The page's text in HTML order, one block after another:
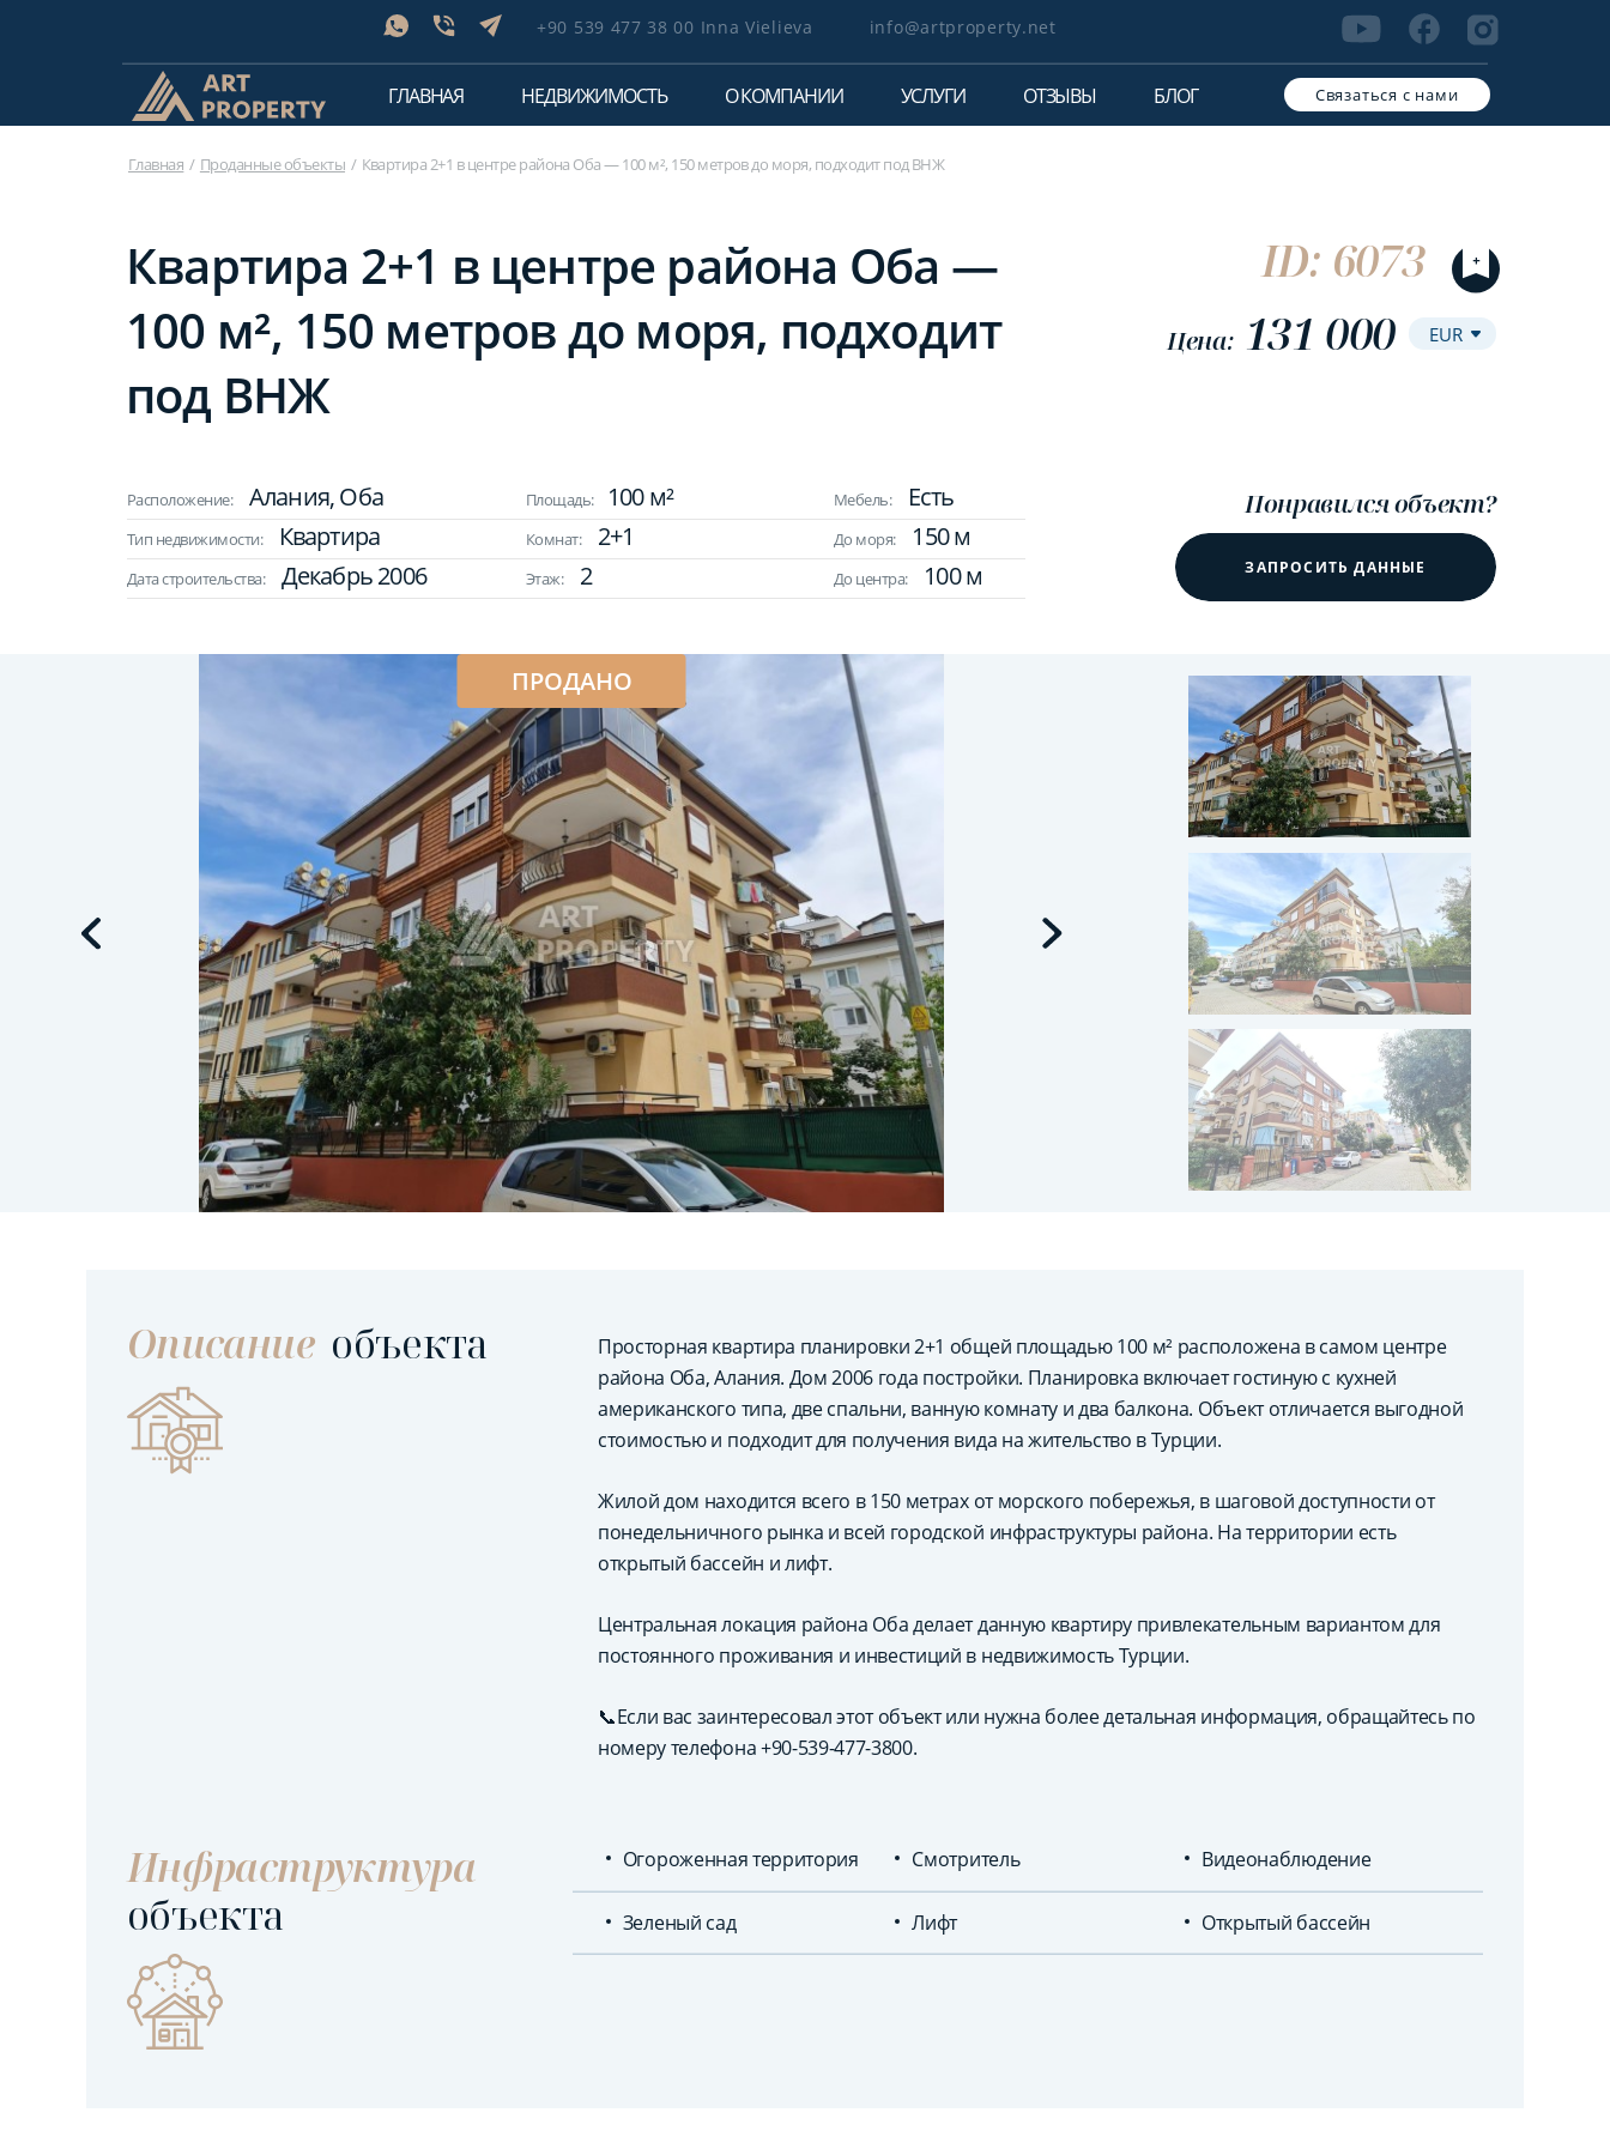
+90 539 477 38 00 Inna Vielieva info@artproperty.net
ГЛАВНАЯ НЕДВИЖИМОСТЬ О КОМПАНИИ УСЛУГИ ОТЗЫВЫ БЛОГ Связаться с нами
Главная Проданные объекты Квартира 2+1 в центре района Оба — 100 м², 150 метров до моря, подходит под ВНЖ
Квартира 2+1 в центре района Оба —
100 м², 150 метров до моря, подходит
под ВНЖ
ID: 6073
Цена: 131 000
Расположение: Алания, Оба Площадь: 100 м² Мебель: Есть
Тип недвижимости: Квартира Комнат: 2+1 До моря: 150 м
Дата строительства: Декабрь 2006 Этаж: 2 До центра: 100 м
Понравился объект?
ЗАПРОСИТЬ ДАННЫЕ
ПРОДАНО ПРОДАНО
Описание объекта
Просторная квартира планировки 2+1 общей площадью 100 м² расположена в самом центре
района Оба, Алания. Дом 2006 года постройки. Планировка включает гостиную с кухней
американского типа, две спальни, ванную комнату и два балкона. Объект отличается выгодной
стоимостью и подходит для получения вида на жительство в Турции.
Жилой дом находится всего в 150 метрах от морского побережья, в шаговой доступности от
понедельничного рынка и всей городской инфраструктуры района. На территории есть
открытый бассейн и лифт.
Центральная локация района Оба делает данную квартиру привлекательным вариантом для
постоянного проживания и инвестиций в недвижимость Турции.
📞Если вас заинтересовал этот объект или нужна более детальная информация, обращайтесь по
номеру телефона +90-539-477-3800.
Инфраструктура
объекта
Огороженная территория Смотритель Видеонаблюдение
Зеленый сад Лифт Открытый бассейн